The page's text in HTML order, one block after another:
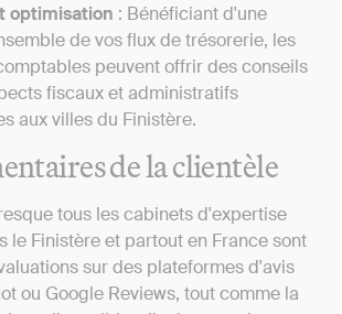
optimisation : Bénéficiant d'une
de vos flux de trésorerie, les
peuvent offrir des conseils
fiscaux et administratifs
aux villes du Finistère.
de la clientèle
tous les cabinets d'expertise
le Finistère et partout en France sont
sur des plateformes d'avis
ou Google Reviews, tout comme la